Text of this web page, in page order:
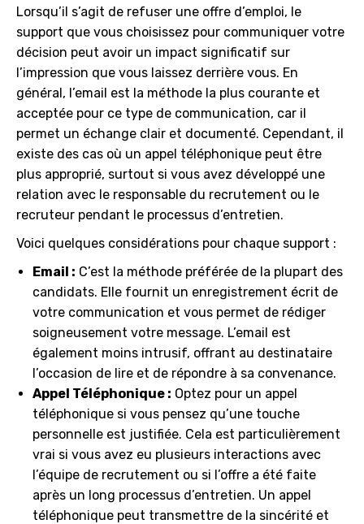
Lorsqu’il s’agit de refuser une offre d’emploi, le
support que vous choisissez pour communiquer votre
décision peut avoir un impact significatif sur
l’impression que vous laissez derrière vous. En
général, l’email est la méthode la plus courante et
acceptée pour ce type de communication, car il
permet un échange clair et documenté. Cependant, il
existe des cas où un appel téléphonique peut être
plus approprié, surtout si vous avez développé une
relation avec le responsable du recrutement ou le
recruteur pendant le processus d’entretien.
Voici quelques considérations pour chaque support :
Email : C’est la méthode préférée de la plupart des
candidats. Elle fournit un enregistrement écrit de
votre communication et vous permet de rédiger
soigneusement votre message. L’email est
également moins intrusif, offrant au destinataire
l’occasion de lire et de répondre à sa convenance.
Appel Téléphonique : Optez pour un appel
téléphonique si vous pensez qu’une touche
personnelle est justifiée. Cela est particulièrement
vrai si vous avez eu plusieurs interactions avec
l’équipe de recrutement ou si l’offre a été faite
après un long processus d’entretien. Un appel
téléphonique peut transmettre de la sincérité et